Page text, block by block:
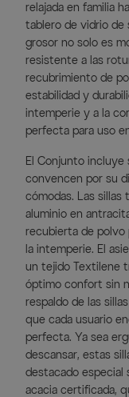
relajada en familia
tablero de vidrio de
grosor no solo es
resistente a las
recubrimiento de
estabilidad y
intemperie y a la
perfecta para uso
El Conjunto incluye
convencen por su
cómodas. Las
aluminio en
recubierta de polvo
la intemperie. El
un tejido Textilene
óptimo confort sin
respaldo de las
que cada usuario
perfecta. Ya sea
descansar, estas
destacado especial
acacia certificada,